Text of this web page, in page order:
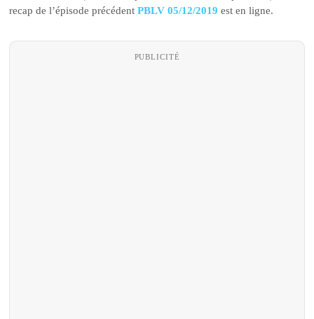
recap de l’épisode précédentPBLV 05/12/2019 est en ligne.
PUBLICITÉ